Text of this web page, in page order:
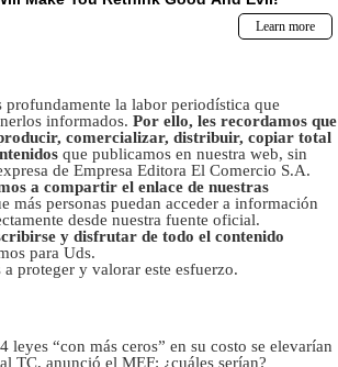
profundamente la labor periodística que
informados. Por ello, les recordamos que
comercializar, distribuir, copiar total
que publicamos en nuestra web, sin
de Empresa Editora El Comercio S.A.
a compartir el enlace de nuestras
más personas puedan acceder a información
desde nuestra fuente oficial.
y disfrutar de todo el contenido
para Uds.
proteger y valorar este esfuerzo.
4 leyes “con más ceros” en su costo se elevarían
al TC, anunció el MEF: ¿cuáles serían?